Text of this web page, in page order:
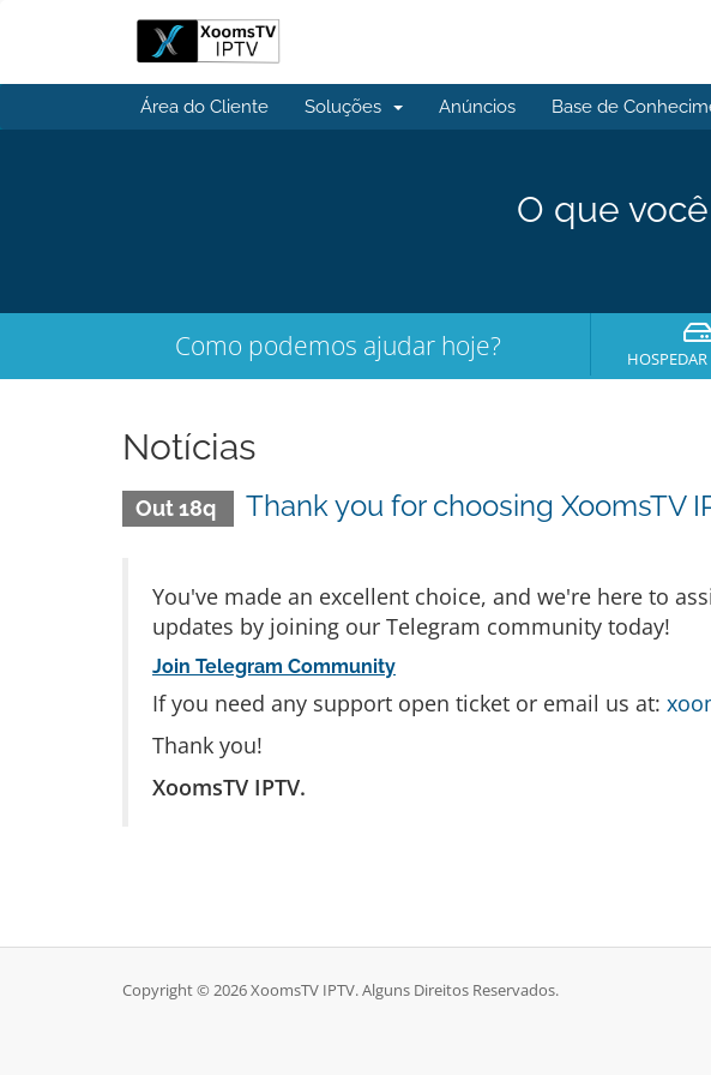
Área do Cliente Soluções Anúncios Base de
O que
Como podemos ajudar hoje?
Notícias
Out 18q Thank you for choosing XoomsTV
You've made an excellent choice, and we're here to
updates by joining our Telegram community today!
Join Telegram Community
If you need any support open ticket or email us at:
Thank you!
XoomsTV IPTV.
Copyright © 2026 XoomsTV IPTV. Alguns Direitos Reservados.